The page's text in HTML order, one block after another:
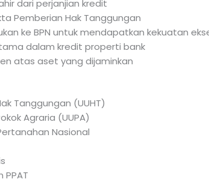
dari perjanjian kredit
Pemberian Hak Tanggungan
ke BPN untuk mendapatkan kekuatan
dalam kredit properti bank
atas aset yang dijaminkan
Tanggungan (UUHT)
Agraria (UUPA)
Nasional